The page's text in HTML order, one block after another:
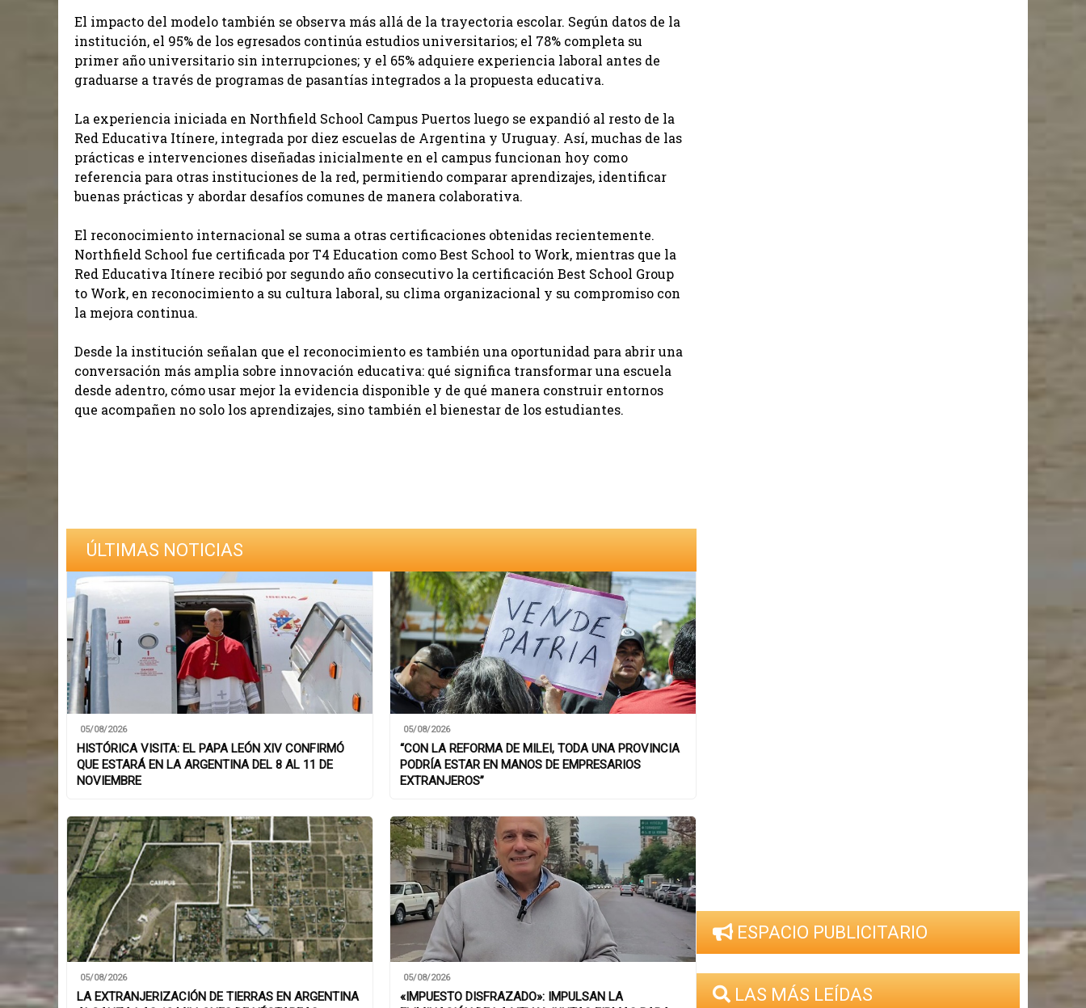
El impacto del modelo también se observa más allá de la trayectoria escolar. Según datos de la
institución, el 95% de los egresados continúa estudios universitarios; el 78% completa su
primer año universitario sin interrupciones; y el 65% adquiere experiencia laboral antes de
graduarse a través de programas de pasantías integrados a la propuesta educativa.
La experiencia iniciada en Northfield School Campus Puertos luego se expandió al resto de la
Red Educativa Itínere, integrada por diez escuelas de Argentina y Uruguay. Así, muchas de las
prácticas e intervenciones diseñadas inicialmente en el campus funcionan hoy como
referencia para otras instituciones de la red, permitiendo comparar aprendizajes, identificar
buenas prácticas y abordar desafíos comunes de manera colaborativa.
El reconocimiento internacional se suma a otras certificaciones obtenidas recientemente.
Northfield School fue certificada por T4 Education como Best School to Work, mientras que la
Red Educativa Itínere recibió por segundo año consecutivo la certificación Best School Group
to Work, en reconocimiento a su cultura laboral, su clima organizacional y su compromiso con
la mejora continua.
Desde la institución señalan que el reconocimiento es también una oportunidad para abrir una
conversación más amplia sobre innovación educativa: qué significa transformar una escuela
desde adentro, cómo usar mejor la evidencia disponible y de qué manera construir entornos
que acompañen no solo los aprendizajes, sino también el bienestar de los estudiantes.
ÚLTIMAS NOTICIAS
05/08/2026
HISTÓRICA VISITA: EL PAPA LEÓN XIV CONFIRMÓ
QUE ESTARÁ EN LA ARGENTINA DEL 8 AL 11 DE
NOVIEMBRE
05/08/2026
“CON LA REFORMA DE MILEI, TODA UNA PROVINCIA
PODRÍA ESTAR EN MANOS DE EMPRESARIOS
EXTRANJEROS”
05/08/2026
LA EXTRANJERIZACIÓN DE TIERRAS EN ARGENTINA
05/08/2026
«IMPUESTO DISFRAZADO»: IMPULSAN LA
ESPACIO PUBLICITARIO
LAS MÁS LEÍDAS